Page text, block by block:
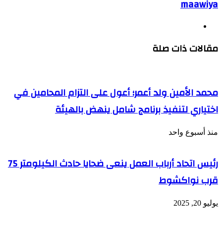
maawiya
مقالات ذات صلة
محمد الأمين ولد أعمر؛ أعول على التزام المحامين في
اختياري لتنفيذ برنامج شامل ينهض بالهيئة
منذ أسبوع واحد
رئيس اتحاد أرباب العمل ينعى ضحايا حادث الكيلومتر 75
قرب نواكشوط
يوليو 20, 2025